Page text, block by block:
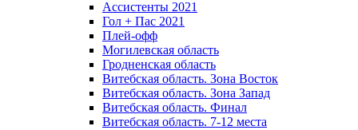
Ассистенты 2021
Гол + Пас 2021
Плей-офф
Могилевская область
Гродненская область
Витебская область. Зона Восток
Витебская область. Зона Запад
Витебская область. Финал
Витебская область. 7-12 места